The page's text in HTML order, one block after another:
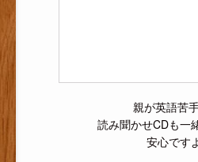
親が英語苦
読み聞かせCDも一
安心です